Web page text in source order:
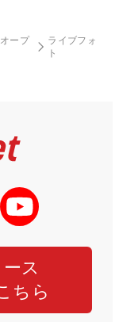
ープ
ライブフォ
ト
ス
ちら